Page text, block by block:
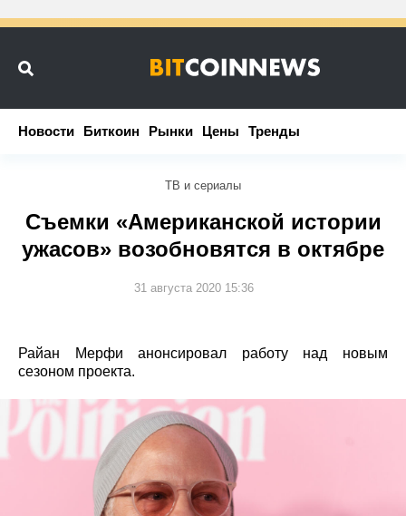
Новости Биткоин Рынки Цены Тренды
Новости Биткоин Рынки Цены Тренды
ТВ и сериалы
Съемки «Американской истории
ужасов» возобновятся в октябре
31 августа 2020 15:36
Райан Мерфи анонсировал работу над новым
сезоном проекта.